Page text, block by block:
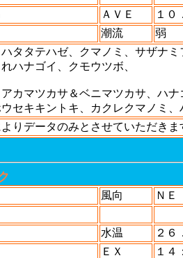
ＡＶＥ
１
潮流 弱
タタテハゼ、クマノミ、サザナ
ハナゴイ、クモウツボ、
カマツカサ＆ベニマツカサ、ハ
セキキントキ、カクレクマノミ
りデータのみとさせていただきま
風向
ＮＥ
水温
２
ＥＸ
１４